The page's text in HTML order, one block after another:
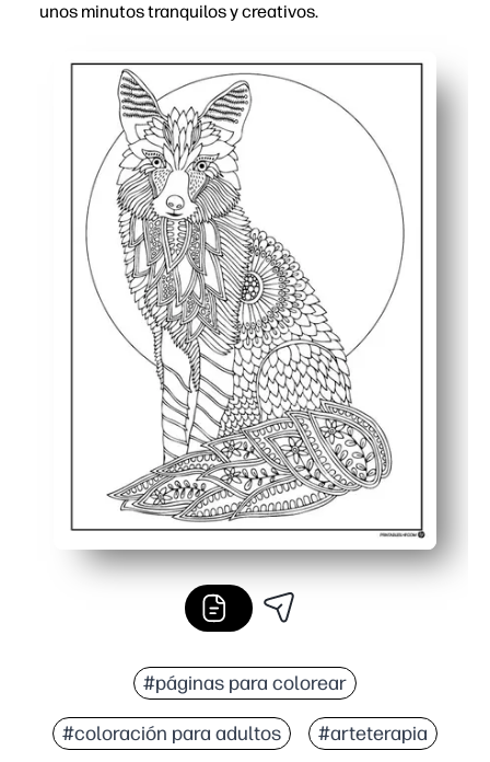
unos minutos tranquilos y creativos.
Imprimible sin preparación: puedes imprimir en papel
Arte lineal intrincado: obtienes patrones ricos que
Materiales flexibles: use lápices de colores, bolígrafos
Resultado listo para la visualización: tu zorro
#páginas para colorear
#coloración para adultos #arteterapia